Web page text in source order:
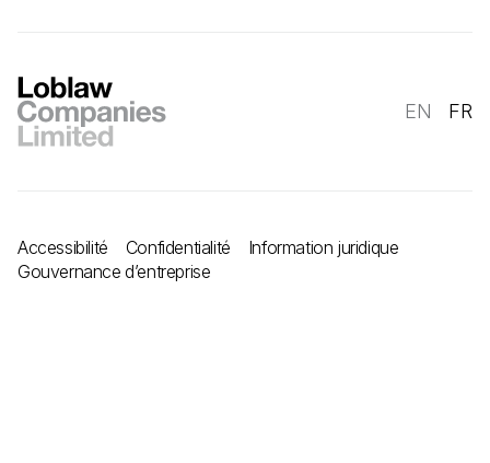
EN FR
Accessibilité Confidentialité
Information juridique
Gouvernance d’entreprise